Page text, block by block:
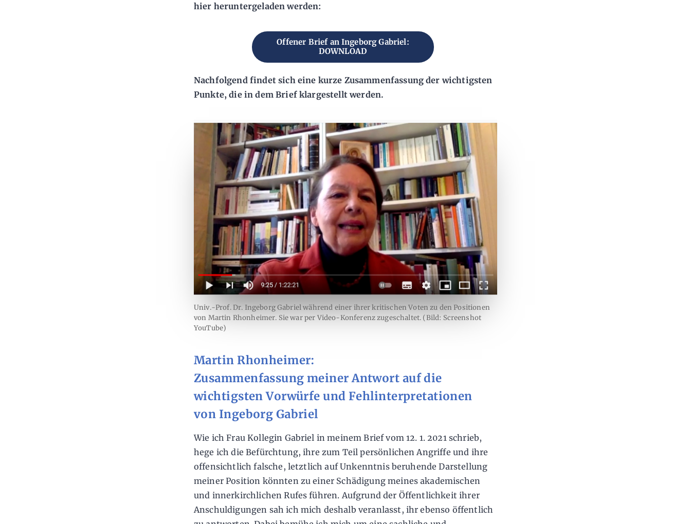
hier heruntergeladen werden:
Offener Brief an Ingeborg Gabriel:
DOWNLOAD
Nachfolgend findet sich eine kurze Zusammenfassung der wichtigsten
Punkte, die in dem Brief klargestellt werden.
Univ.-Prof. Dr. Ingeborg Gabriel während einer ihrer kritischen Voten zu den Positionen
von Martin Rhonheimer. Sie war per Video-Konferenz zugeschaltet. (Bild: Screenshot
YouTube)
Martin Rhonheimer:
Zusammenfassung meiner Antwort auf die
wichtigsten Vorwürfe und Fehlinterpretationen
von Ingeborg Gabriel
Wie ich Frau Kollegin Gabriel in meinem Brief vom 12. 1. 2021 schrieb,
hege ich die Befürchtung, ihre zum Teil persönlichen Angriffe und ihre
offensichtlich falsche, letztlich auf Unkenntnis beruhende Darstellung
meiner Position könnten zu einer Schädigung meines akademischen
und innerkirchlichen Rufes führen. Aufgrund der Öffentlichkeit ihrer
Anschuldigungen sah ich mich deshalb veranlasst, ihr ebenso öffentlich